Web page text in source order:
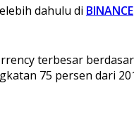
dahulu di BINANCE
terbesar
75 persen dari